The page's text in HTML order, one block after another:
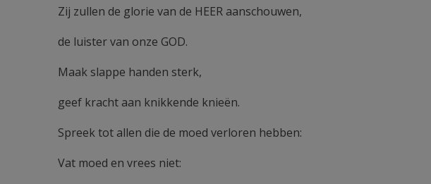
Zij zullen de glorie van de HEER aanschouwen,
de luister van onze GOD.
Maak slappe handen sterk,
geef kracht aan knikkende knieën.
Spreek tot allen die de moed verloren hebben:
Vat moed en vrees niet: